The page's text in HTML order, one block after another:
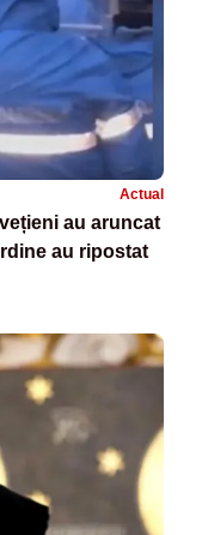
Actual
au aruncat
au ripostat